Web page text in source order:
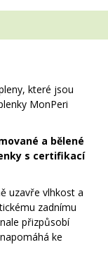
které jsou
MonPeri
a bělené
s certifikací
uzavře vlhkost a
zadnímu
přizpůsobí
ke